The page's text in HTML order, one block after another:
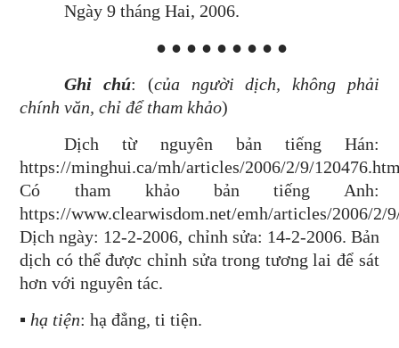
Ngày 9 tháng Hai, 2006.
● ● ● ● ● ● ● ● ●
Ghi chú: (của người dịch, không phải
chính văn, chỉ để tham khảo)
Dịch từ nguyên bản tiếng Hán:
https://minghui.ca/mh/articles/2006/2/9/
Có tham khảo bản tiếng Anh:
https://www.clearwisdom.net/emh/articles/2006/2/
Dịch ngày: 12-2-2006, chỉnh sửa: 14-2-2006. Bản
dịch có thể được chỉnh sửa trong tương lai để sát
hơn với nguyên tác.
▪ hạ tiện: hạ đẳng, ti tiện.